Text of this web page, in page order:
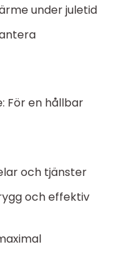
under juletid
För en hållbar
och tjänster
och effektiv